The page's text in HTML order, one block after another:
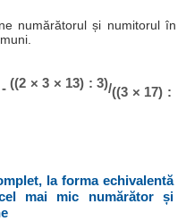
numărătorul și numitorul în
-((2 × 3 × 13) : 3)/((3 × 17) :
la forma echivalentă
mai mic numărător și